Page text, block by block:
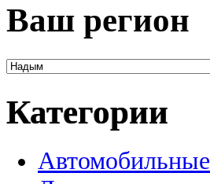
Ваш регион
Категории